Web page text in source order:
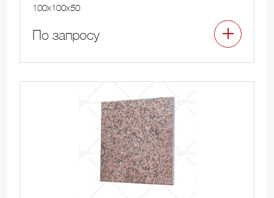
100x100x50
По запросу